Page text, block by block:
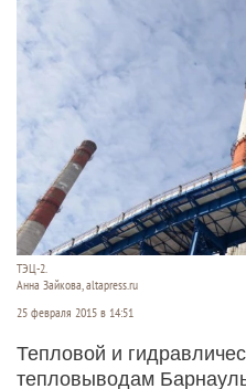
ТЭЦ-2.
Анна Зайкова, altapress.ru
25 февраля 2015 в 14:51
Тепловой и
тепловыводам